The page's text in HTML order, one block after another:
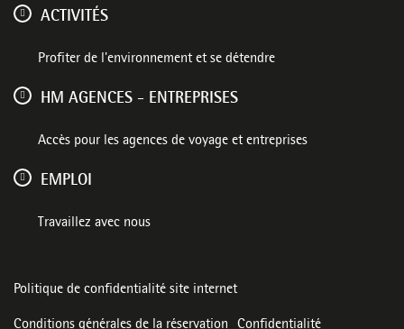
ACTIVITÉS
Profiter de l'environnement et se détendre
HM AGENCES - ENTREPRISES
Accès pour les agences de voyage et entreprises
EMPLOI
Travaillez avec nous
Politique de confidentialité site internet
Conditions générales de la réservation Confidentialité